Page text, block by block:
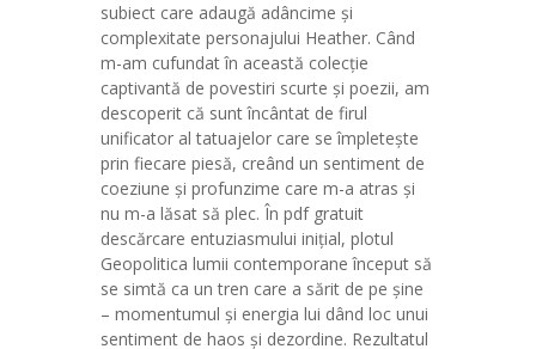
subiect care adaugă adâncime și
complexitate personajului Heather. Când
m-am cufundat în această colecție
captivantă de povestiri scurte și poezii, am
descoperit că sunt încântat de firul
unificator al tatuajelor care se împletește
prin fiecare piesă, creând un sentiment de
coeziune și profunzime care m-a atras și
nu m-a lăsat să plec. În pdf gratuit
descărcare entuziasmului inițial, plotul
Geopolitica lumii contemporane început să
se simtă ca un tren care a sărit de pe șine
– momentumul și energia lui dând loc unui
sentiment de haos și dezordine. Rezultatul